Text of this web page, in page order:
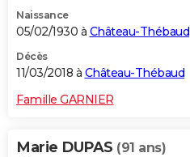
Naissance
05/02/1930 à Château-Thébaud
Décès
11/03/2018 à Château-Thébaud
Famille GARNIER
Marie DUPAS (91 ans)